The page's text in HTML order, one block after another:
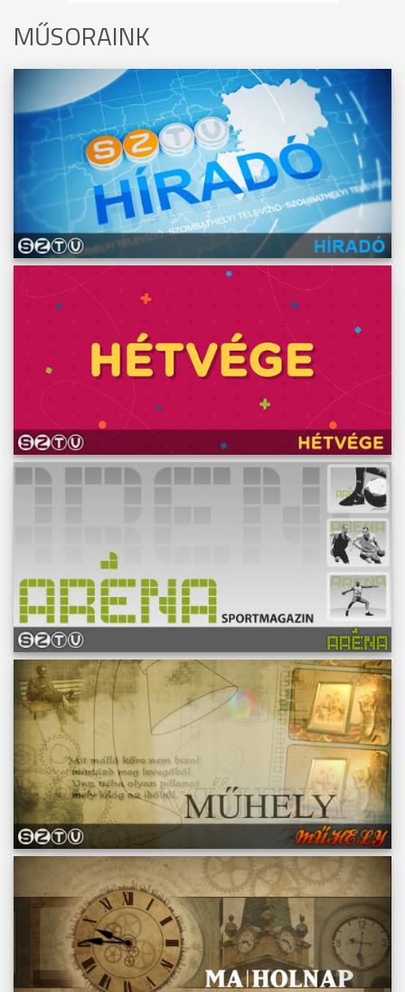
MŰSORAINK